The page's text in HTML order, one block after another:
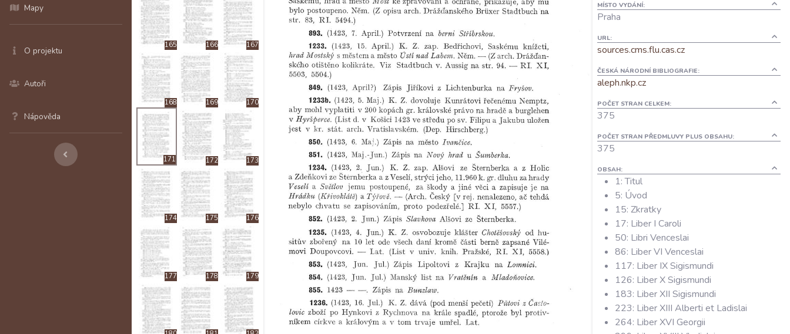
Mapy
O projektu
Autoři
Nápověda
165 166 167
168 169 170
171 172 173
174 175 176
177 178 179
MÍSTO VYDÁNÍ:
Praha
URL:
sources.cms.flu.cas.cz
ČESKÁ NÁRODNÍ BIBLIOGRAFIE:
aleph.nkp.cz
POČET STRAN CELKEM:
375
POČET STRAN PŘEDMLUVY PLUS OBSAHU:
375
OBSAH:
1: Titul
5: Úvod
15: Zkratky
17: Liber I Caroli
50: Libri Venceslai
86: Liber VI Venceslai
117: Liber IX Sigismundi
126: Liber X Sigismundi
183: Liber XII Sigismundi
223: Liber XIII Alberti et Ladislai
264: Liber XVI Georgii